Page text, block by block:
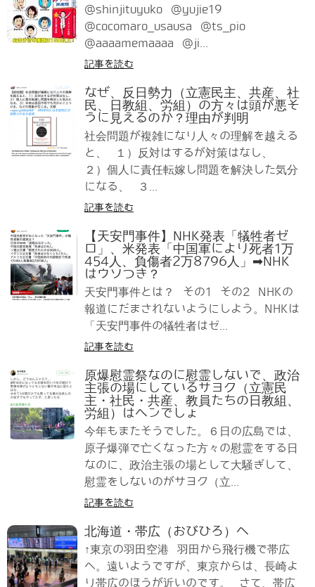
@shinjituyuko @yujie19
@cocomaro_usausa @ts_pio
@aaaamemaaaa @ji...
記事を読む
なぜ、反日勢力（立憲民主、共産、社
民、日教組、労組）の方々は頭が悪そ
うに見えるのか？理由が判明
社会問題が複雑になり人々の理解を越える
と、 １）反対はするが対策はなし、
２）個人に責任転嫁し問題を解決した気分
になる、 ３...
記事を読む
【天安門事件】NHK発表「犠牲者ゼ
ロ」、米発表「中国軍により死者1万
454人、負傷者2万8796人」➡NHK
はウソつき？
天安門事件とは？ その1 その2 NHKの
報道にだまされないようにしよう。NHKは
「天安門事件の犠牲者はゼ...
記事を読む
原爆慰霊祭なのに慰霊しないで、政治
主張の場にしているサヨク（立憲民
主・社民・共産、教員たちの日教組、
労組）はヘンでしょ
今年もまたそうでした。６日の広島では、
原子爆弾で亡くなった方々の慰霊をする日
なのに、政治主張の場として大騒ぎして、
慰霊をしないのがサヨク（立...
記事を読む
北海道・帯広（おびひろ）へ
↑東京の羽田空港 羽田から飛行機で帯広
へ。遠いようですが、東京からは、長崎よ
り帯広のほうが近いのです。 さて、帯広